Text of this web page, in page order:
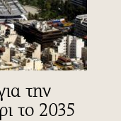
την
το 2035